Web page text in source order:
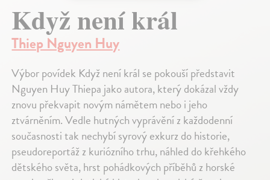
Když není král
Thiep Nguyen Huy
Výbor povídek Když není král se pokouší představit
Nguyen Huy Thiepa jako autora, který dokázal vždy
znovu překvapit novým námětem nebo i jeho
ztvárněním. Vedle hutných vyprávění z každodenní
současnosti tak nechybí syrový exkurz do historie,
pseudoreportáž z kuriózního trhu, náhled do křehkého
dětského světa, hrst pohádkových příběhů z horské